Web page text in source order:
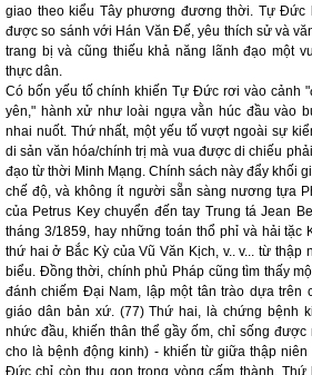
giao theo kiểu Tây phương đương thời. Tự Đức
được so sánh với Hán Văn Đế, yêu thích sử và
trang bị và cũng thiếu khả năng lãnh đạo một
thực dân.
Có bốn yếu tố chính khiến Tự Đức rơi vào cảnh
yên," hành xử như loài ngựa vằn húc đầu vào
nhai nuốt. Thứ nhất, một yếu tố vượt ngoài sự
di sản văn hóa/chính trị mà vua được di chiếu
đạo từ thời Minh Mạng. Chính sách này đẩy khối
chế độ, và không ít người sẵn sàng nương tựa
của Petrus Key chuyển đến tay Trung tá Jean
tháng 3/1859, hay những toán thổ phỉ và hải tặc
thứ hai ở Bắc Kỳ của Vũ Văn Kịch, v.. v... từ thập
biểu. Đồng thời, chính phủ Pháp cũng tìm thấy
đánh chiếm Đại Nam, lập một tân trào dựa trên
giáo dân bản xứ. (77) Thứ hai, là chứng bệnh
nhức đầu, khiến thân thể gầy ốm, chỉ sống
cho là bệnh động kinh) - khiến từ giữa thập
Đức chỉ còn thu gọn trong vòng cấm thành.